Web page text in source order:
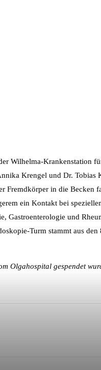
Wilhelma-Krankenstation
Krengel und Dr.
Fremdkörper in die Becken
ein Kontakt bei
Gastroenterologie und
Turm stammt aus
Olgahospital gespendet